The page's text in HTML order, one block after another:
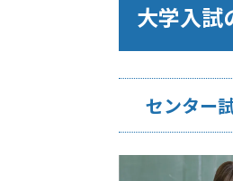
大学入試
センター